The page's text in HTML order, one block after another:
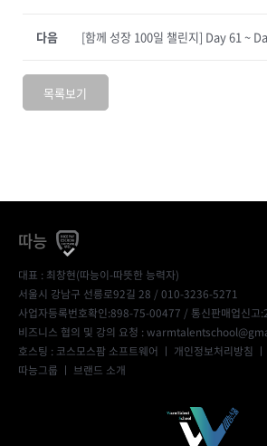
[함께 성장 100일 챌린지] Day 61 ~
다음
목록보기
따능
대표 : 최창현(따능이-따뜻한 능력자)
서울시 강남구 선릉로92길 28 / 010-3236-5271
사업자등록번호확인:898-75-00477 / 통신판매업신
비즈니스 협의 및 강의 요청 :
호스팅 : 코스모스팜 소프트웨어 ㅣ 개인정보처리방침 ㅣ
따능그룹 ㅣ 브랜드 소개